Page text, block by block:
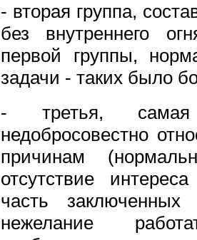
- вторая группа,
без внутреннего
первой группы,
задачи - таких было
- третья, самая
недобросовестно
причинам
отсутствие
часть заключенных
нежелание